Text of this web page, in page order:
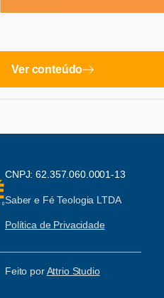
Ver conteúdo
CNPJ: 62.357.060.0001-13
Saber e Fé Teologia LTDA
Política de Privacidade
Feito porAttrio Studio